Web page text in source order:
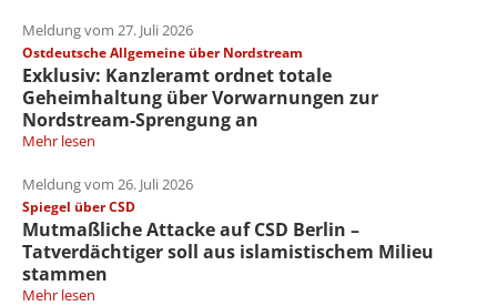
Meldung vom 27. Juli 2026
Ostdeutsche Allgemeine über Nordstream
Exklusiv: Kanzleramt ordnet totale
Geheimhaltung über Vorwarnungen zur
Nordstream-Sprengung an
Mehr lesen
Meldung vom 26. Juli 2026
Spiegel über CSD
Mutmaßliche Attacke auf CSD Berlin –
Tatverdächtiger soll aus islamistischem Milieu
stammen
Mehr lesen